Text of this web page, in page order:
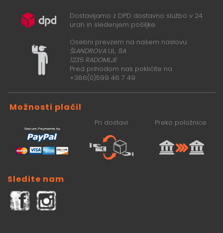
Dostavljamo z DPD dostavno službo v 24
urah in sledenjem pošiljke.
Osebni prevzem na našem naslovu:
ŠLANDROVA UL. 5A
1235 RADOMLJE
Pred prihodom nas pokličite na
+386(0)599 46 7 49
Možnosti plačil
Pri dostavi Preko položnice
Sledite nam